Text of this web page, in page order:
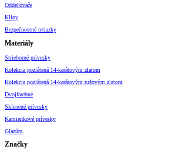
Oddeľovače
Klipy
Bezpečnostné retiazky
Materiály
Strieborné prívesky
Kolekcia pozlátená 14-karátovým zlatom
Kolekcia pozlátená 14-karátovým ružovým zlatom
Dvojfarebné
Sklenené prívesky
Kamienkové prívesky
Glazúra
Značky